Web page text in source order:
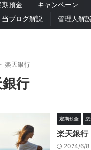
期預金 キャンペーン
当ブログ解説 管理人解説
楽天銀行
行
定期預金 楽
楽天銀行
2024/6/8